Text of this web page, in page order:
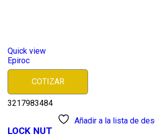
Quick view
Epiroc
COTIZAR
3217983484
Añadir a la lista de
LOCK NUT